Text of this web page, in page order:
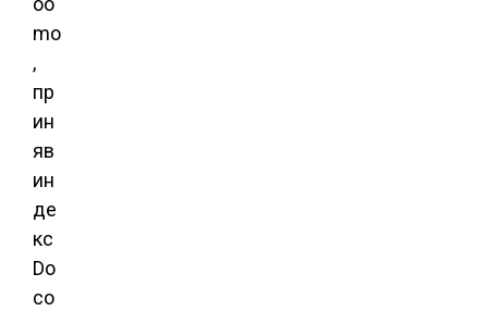
mo
,
пр
ин
яв
ин
де
кс
Do
co